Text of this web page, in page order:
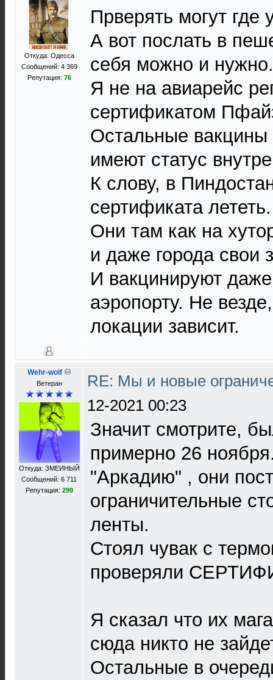
Откуда: Одесса
Сообщений: 4 369
Репутация: 76
Прверять могут где
А вот послать в
себя можно и нужно.
Я не на авиарейс
сертификатом
Остальные вакцины
имеют статус
К слову, в
сертификата лететь.
Они там как на
и даже города свои
И вакцинируют
аэропорту. Не
локации зависит.
Wehr-wolf
Ветеран
Откуда: ЗМЕИНЫЙ
Сообщений: 6 711
Репутация: 299
RE: Мы и новые
12-2021 00:23
Значит смотрите,
примерно 26
"Аркадию" , они
ограничительные
ленты.
Стоял чувак с
проверяли
Я сказал что их
сюда никто не
Остальные в